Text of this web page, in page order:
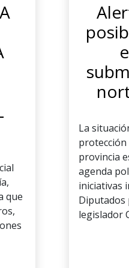
que
La
protección
provincia
agenda
iniciativas
Diputados
legislador